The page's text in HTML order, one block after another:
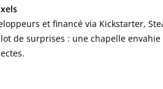
et financé via Kickstarter,
de surprises : une chapelle